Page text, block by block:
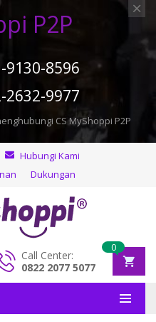
P2P
9130-8596
2632-9977
CS MyShoppi P2P
Hubungi Kami
Dukungan
Call Center:
0822 2077 5077
0